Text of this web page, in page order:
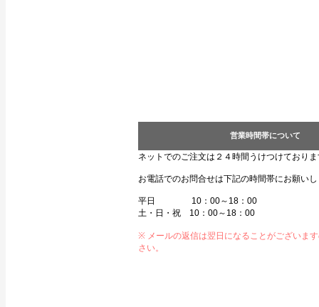
営業時間帯について
ネットでのご注文は２４時間うけつけており
お電話でのお問合せは下記の時間帯にお願い
平日 10：00～18：00
土・日・祝 10：00～18：00
※ メールの返信は翌日になることがございま
さい。